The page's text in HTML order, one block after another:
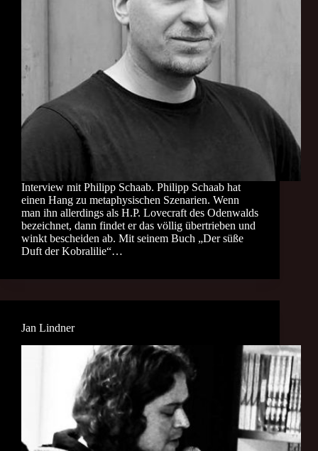
Interview mit Philipp Schaab. Philipp Schaab hat
einen Hang zu metaphysischen Szenarien. Wenn
man ihn allerdings als H.P. Lovecraft des Odenwalds
bezeichnet, dann findet er das völlig übertrieben und
winkt bescheiden ab. Mit seinem Buch „Der süße
Duft der Kobralilie“…
Jan Lindner